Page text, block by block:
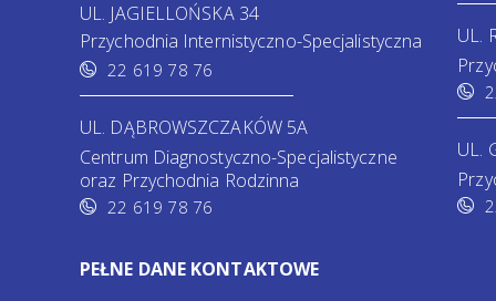
UL. JAGIELLOŃSKA 34
Przychodnia Internistyczno-Specjalistyczna
22 619 78 76
UL. DĄBROWSZCZAKÓW 5A
Centrum Diagnostyczno-Specjalistyczne
oraz Przychodnia Rodzinna
22 619 78 76
UL.
UL.
PEŁNE DANE KONTAKTOWE